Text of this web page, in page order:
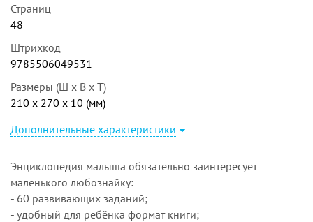
Страниц
48
Штрихкод
9785506049531
Размеры (Ш x В x Т)
210 x 270 x 10 (мм)
Дополнительные характеристики
Энциклопедия малыша обязательно заинтересует
маленького любознайку:
- 60 развивающих заданий;
- удобный для ребёнка формат книги;